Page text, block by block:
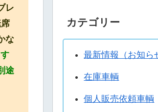
レ
な
途
カテゴリー
最新情報（お知ら
在庫車輌
個人販売依頼車輌